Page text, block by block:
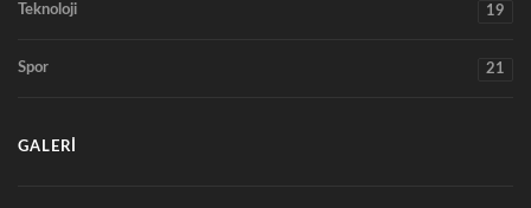
Teknoloji 19
Spor 21
GALERI